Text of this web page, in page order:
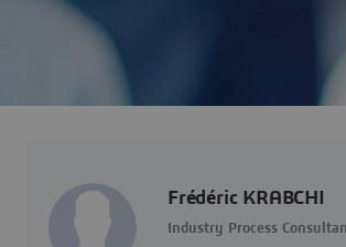
Frédéric KRABCHI
Industry Process